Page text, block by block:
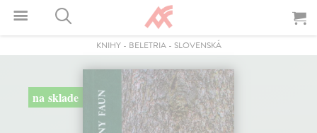
KNIHY- BELETRIA- SLOVENSKÁ
na sklade